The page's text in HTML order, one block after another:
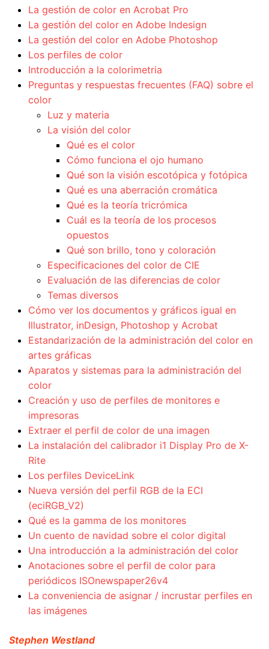
La gestión de color en Acrobat Pro
La gestión del color en Adobe Indesign
La gestión del color en Adobe Photoshop
Los perfiles de color
Introducción a la colorimetria
Preguntas y respuestas frecuentes (FAQ) sobre el
color
Luz y materia
La visión del color
Qué es el color
Cómo funciona el ojo humano
Qué son la visión escotópica y fotópica
Qué es una aberración cromática
Qué es la teoría tricrómica
Cuál es la teoría de los procesos
opuestos
Qué son brillo, tono y coloración
Especificaciones del color de CIE
Evaluación de las diferencias de color
Temas diversos
Cómo ver los documentos y gráficos igual en
Illustrator, inDesign, Photoshop y Acrobat
Estandarización de la administración del color en
artes gráficas
Aparatos y sistemas para la administración del
color
Creación y uso de perfiles de monitores e
impresoras
Extraer el perfil de color de una imagen
La instalación del calibrador i1 Display Pro de X-
Rite
Los perfiles DeviceLink
Nueva versión del perfil RGB de la ECI
(eciRGB_V2)
Qué es la gamma de los monitores
Un cuento de navidad sobre el color digital
Una introducción a la administración del color
Anotaciones sobre el perfil de color para
periódicos ISOnewspaper26v4
La conveniencia de asignar / incrustar perfiles en
las imágenes
Stephen Westland